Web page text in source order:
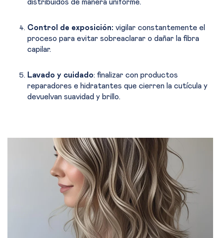
distribuidos de manera uniforme.
Control de exposición: vigilar constantemente el
proceso para evitar sobreaclarar o dañar la fibra
capilar.
Lavado y cuidado: finalizar con productos
reparadores e hidratantes que cierren la cutícula y
devuelvan suavidad y brillo.